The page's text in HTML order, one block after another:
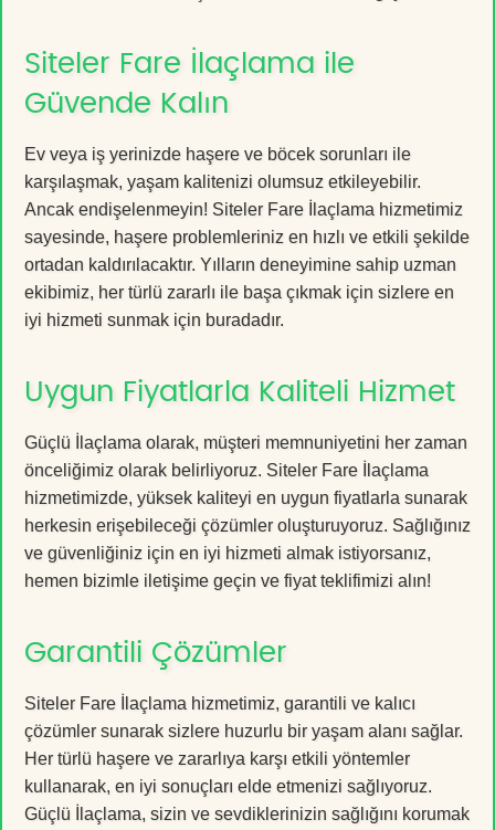
Siteler Fare İlaçlama ile
Güvende Kalın
Ev veya iş yerinizde haşere ve böcek sorunları ile
karşılaşmak, yaşam kalitenizi olumsuz etkileyebilir.
Ancak endişelenmeyin! Siteler Fare İlaçlama hizmetimiz
sayesinde, haşere problemleriniz en hızlı ve etkili şekilde
ortadan kaldırılacaktır. Yılların deneyimine sahip uzman
ekibimiz, her türlü zararlı ile başa çıkmak için sizlere en
iyi hizmeti sunmak için buradadır.
Uygun Fiyatlarla Kaliteli Hizmet
Güçlü İlaçlama olarak, müşteri memnuniyetini her zaman
önceliğimiz olarak belirliyoruz. Siteler Fare İlaçlama
hizmetimizde, yüksek kaliteyi en uygun fiyatlarla sunarak
herkesin erişebileceği çözümler oluşturuyoruz. Sağlığınız
ve güvenliğiniz için en iyi hizmeti almak istiyorsanız,
hemen bizimle iletişime geçin ve fiyat teklifimizi alın!
Garantili Çözümler
Siteler Fare İlaçlama hizmetimiz, garantili ve kalıcı
çözümler sunarak sizlere huzurlu bir yaşam alanı sağlar.
Her türlü haşere ve zararlıya karşı etkili yöntemler
kullanarak, en iyi sonuçları elde etmenizi sağlıyoruz.
Güçlü İlaçlama, sizin ve sevdiklerinizin sağlığını korumak